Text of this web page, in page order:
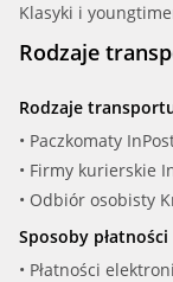
Klasyki i
Rodzaje
Rodzaje
• Paczkomaty
• Firmy kurierskie
• Odbiór osobisty
Sposoby płatności
• Płatności